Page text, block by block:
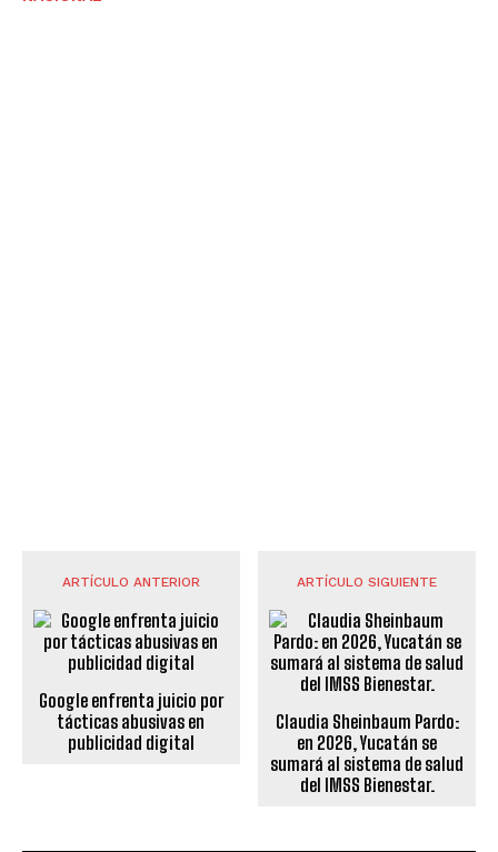
ARTÍCULO ANTERIOR
Google enfrenta juicio por
tácticas abusivas en
publicidad digital
ARTÍCULO SIGUIENTE
Claudia Sheinbaum Pardo:
en 2026, Yucatán se
sumará al sistema de salud
del IMSS Bienestar.